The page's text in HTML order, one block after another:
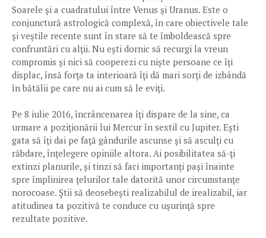
Soarele şi a cuadratului între Venus şi Uranus. Este o
conjunctură astrologică complexă, în care obiectivele tale
şi veştile recente sunt în stare să te îmboldească spre
confruntări cu alţii. Nu eşti dornic să recurgi la vreun
compromis şi nici să cooperezi cu nişte persoane ce îţi
displac, însă forţa ta interioară îţi dă mari sorţi de izbândă
în bătălii pe care nu ai cum să le eviţi.
Pe 8 iulie 2016, încrâncenarea îţi dispare de la sine, ca
urmare a poziţionării lui Mercur în sextil cu Jupiter. Eşti
gata să îţi dai pe faţă gândurile ascunse şi să asculţi cu
răbdare, înţelegere opiniile altora. Ai posibilitatea să-ţi
extinzi planurile, şi tinzi să faci importanţi paşi înainte
spre împlinirea ţelurilor tale datorită unor circumstanţe
norocoase. Ştii să deosebeşti realizabilul de irealizabil, iar
atitudinea ta pozitivă te conduce cu uşurinţă spre
rezultate pozitive.